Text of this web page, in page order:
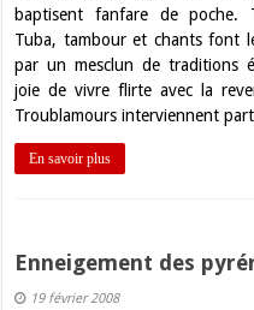
baptisent fanfare de poche.
Tuba, tambour et chants font
par un mesclun de traditions
joie de vivre flirte avec la
Troublamours interviennent
En savoir plus
Enneigement des
19 février 2008